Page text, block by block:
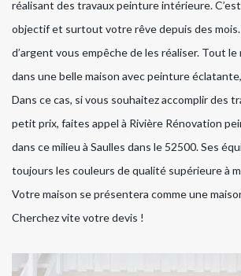
réalisant des travaux peinture intérieure.
objectif et surtout votre rêve depuis des mois.
d’argent vous empêche de les réaliser. Tout
dans une belle maison avec peinture
Dans ce cas, si vous souhaitez accomplir des
petit prix, faites appel à Rivière Rénovation
dans ce milieu à Saulles dans le 52500. Ses
toujours les couleurs de qualité supérieure à
Votre maison se présentera comme une
Cherchez vite votre devis !